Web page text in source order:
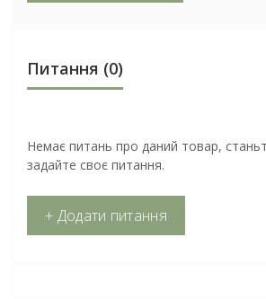
Питання (0)
Немає питань про даний товар,
задайте своє питання.
+ Додати питання